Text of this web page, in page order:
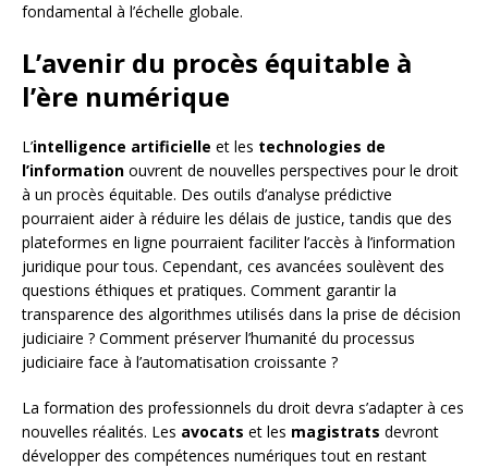
fondamental à l’échelle globale.
L’avenir du procès équitable à
l’ère numérique
L’intelligence artificielle et les technologies de
l’information ouvrent de nouvelles perspectives pour le droit
à un procès équitable. Des outils d’analyse prédictive
pourraient aider à réduire les délais de justice, tandis que des
plateformes en ligne pourraient faciliter l’accès à l’information
juridique pour tous. Cependant, ces avancées soulèvent des
questions éthiques et pratiques. Comment garantir la
transparence des algorithmes utilisés dans la prise de décision
judiciaire ? Comment préserver l’humanité du processus
judiciaire face à l’automatisation croissante ?
La formation des professionnels du droit devra s’adapter à ces
nouvelles réalités. Les avocats et les magistrats devront
développer des compétences numériques tout en restant